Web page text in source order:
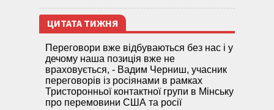
ЦИТАТА ТИЖНЯ
Переговори вже відбуваються без нас і у
дечому наша позиція вже не
враховується, - Вадим Черниш, учасник
переговорів із росіянами в рамках
Тристоронньої контактної групи в Мінську
про перемовини США та росії